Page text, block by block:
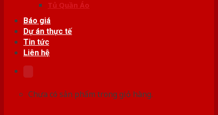
Tủ Quần Áo
Báo giá
Dự án thực tế
Tin tức
Liên hệ
Chưa có sản phẩm trong giỏ hàng.